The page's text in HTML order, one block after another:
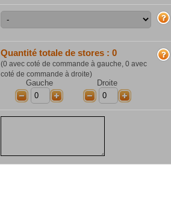
Quantité totale de stores : 0
(0 avec coté de commande à gauche, 0 avec
coté de commande à droite)
Gauche
Droite